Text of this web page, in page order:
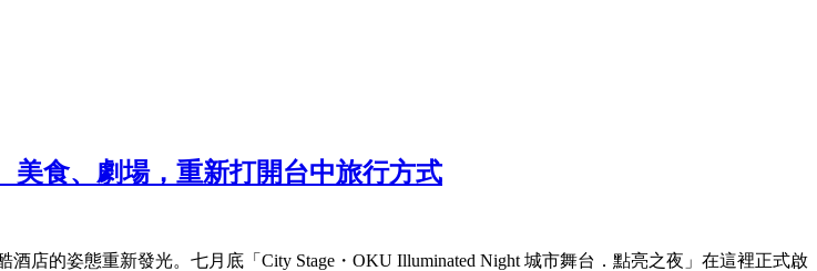
美食、劇場，重新打開台中旅行方式
店的姿態重新發光。七月底「City Stage・OKU Illuminated Night 城市舞台．點亮之夜」在這裡正式啟